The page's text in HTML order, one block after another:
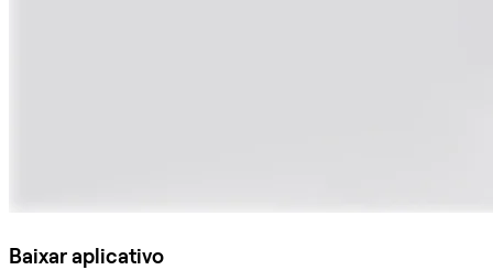
Baixar aplicativo